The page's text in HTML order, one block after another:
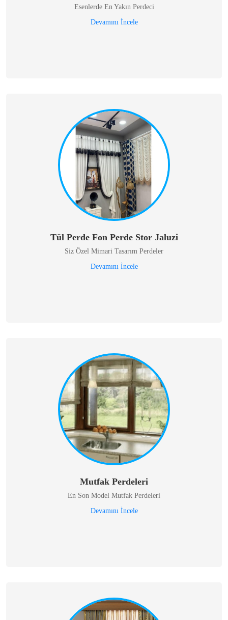
Esenlerde En Yakın Perdeci
Devamını İncele
Tül Perde Fon Perde Stor Jaluzi
Siz Özel Mimari Tasarım Perdeler
Devamını İncele
Mutfak Perdeleri
En Son Model Mutfak Perdeleri
Devamını İncele